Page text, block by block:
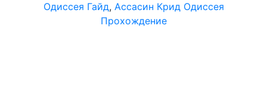
Одиссея Гайд, Aссасин Крид Одиссея
Прохождение